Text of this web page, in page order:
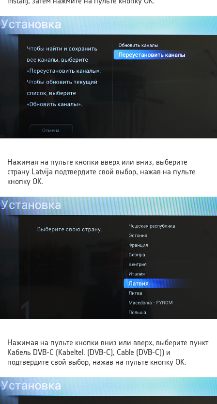
Нажимая на пульте кнопки вверх или вниз, выберите
страну Latvija подтвердите свой выбор, нажав на пульте
кнопку OK.
Нажимая на пульте кнопки вниз или вверх, выберите пункт
Кабель DVB-C (Kabeltel. (DVB-C), Cable (DVB-C)) и
подтвердите свой выбор, нажав на пульте кнопку OK.